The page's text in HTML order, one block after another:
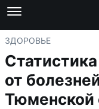
ЗДОРОВЬЕ
от
Тюменской